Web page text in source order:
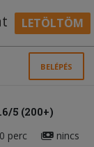
LETÖLTÖM
BELÉPÉS
5 (200+)
perc nincs